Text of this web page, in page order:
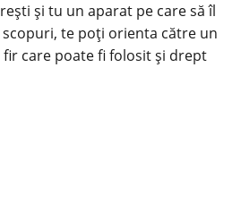
și tu un aparat pe care să îl
te poți orienta către un
fir care poate fi folosit și drept